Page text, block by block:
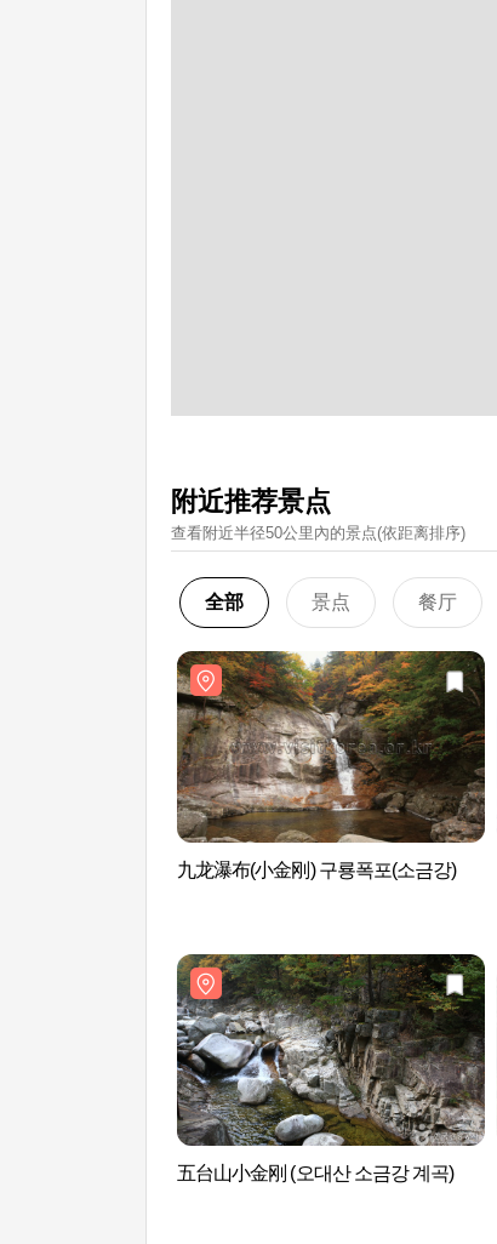
附近推荐景点
查看附近半径50公里內的景点(依距离排序)
全部 景点 餐厅
九龙瀑布(小金刚) 구룡폭포(소금강)
五台山小金刚 (오대산 소금강 계곡)